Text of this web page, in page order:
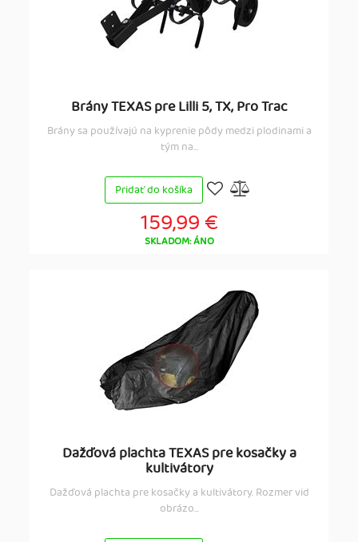
Brány TEXAS pre Lilli 5, TX, Pro Trac
Brány sa používajú na kyprenie pôdy medzi plodinami a
tým na...
Pridať do košíka
159,99 €
SKLADOM: ÁNO
Dažďová plachta TEXAS pre kosačky a
kultivátory
Dažďová plachta pre kosačky a kultivátory. Rozmer vid
obrázo...